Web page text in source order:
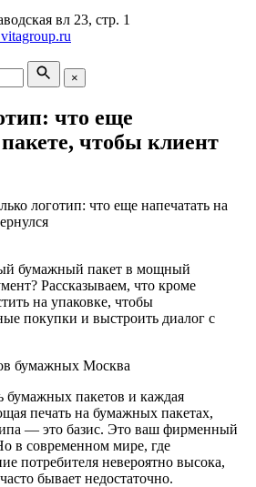
вл 23, стр. 1
×
что еще
чтобы клиент
логотип: что еще напечатать на
бумажный пакет в мощный
Рассказываем, что кроме
на упаковке, чтобы
покупки и выстроить диалог с
бумажных пакетов и каждая
печать на бумажных пакетах,
— это базис. Это ваш фирменный
в современном мире, где
потребителя невероятно высока,
бывает недостаточно.